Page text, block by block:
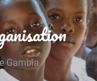
Gambia